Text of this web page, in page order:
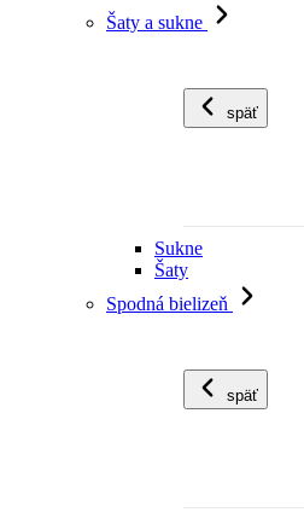
Šaty a sukne
späť
Sukne
Šaty
Spodná bielizeň
späť